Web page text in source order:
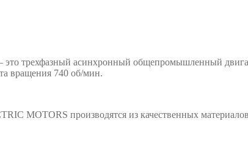
это трехфазный асинхронный общепромышленный
вращения 740 об/мин.
MOTORS производятся из качественных